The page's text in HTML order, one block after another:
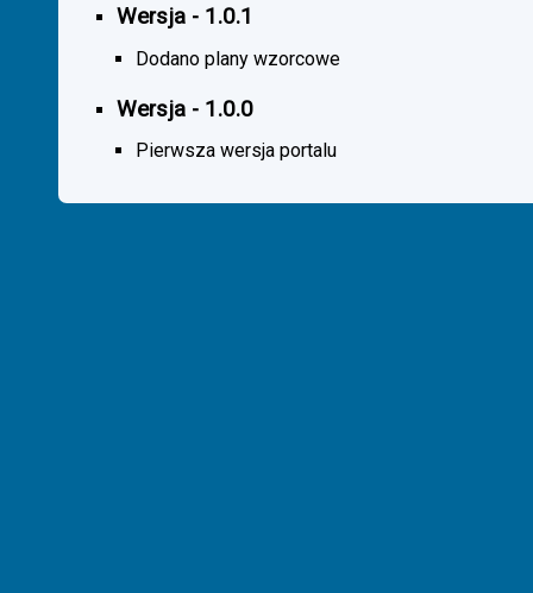
Wersja - 1.0.1
Dodano plany wzorcowe
Wersja - 1.0.0
Pierwsza wersja portalu